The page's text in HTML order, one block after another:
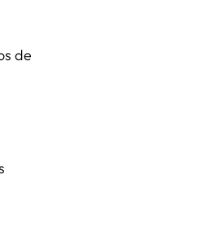
de